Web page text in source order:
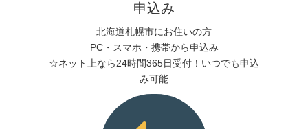
申込み
北海道札幌市にお住いの方
PC・スマホ・携帯から申込み
☆ネット上なら24時間365日受付！いつでも申込
み可能